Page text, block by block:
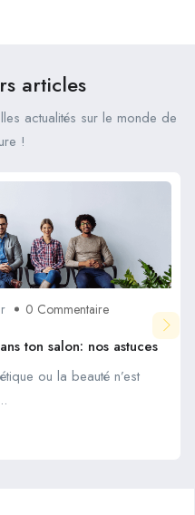
articles
actualités sur le monde de
!
0 Commentaire
ton salon: nos astuces
ou la beauté n’est